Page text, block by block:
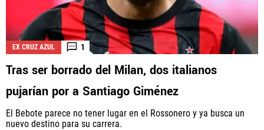
EX CRUZ AZUL 1
Tras ser borrado del Milan, dos italianos
pujarían por a Santiago Giménez
El Bebote parece no tener lugar en el Rossonero y ya busca un
nuevo destino para su carrera.